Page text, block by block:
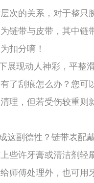
的关系，对于整只腕
带与皮带，其中链
扣分唷！
现动人神彩，平整滑
了刮痕怎么办？您
理，但若受伤较重则
副德性？链带表配戴
些许牙膏或清洁剂
师傅处理外，也可